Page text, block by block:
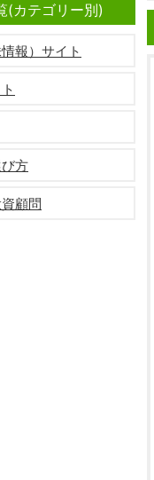
(カテゴリー別)
報）サイト
方
顧問